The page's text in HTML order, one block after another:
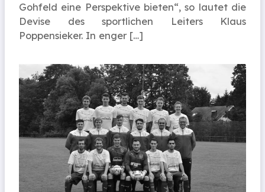
Gohfeld eine Perspektive bieten“, so lautet die
Devise des sportlichen Leiters Klaus
Poppensieker. In enger […]